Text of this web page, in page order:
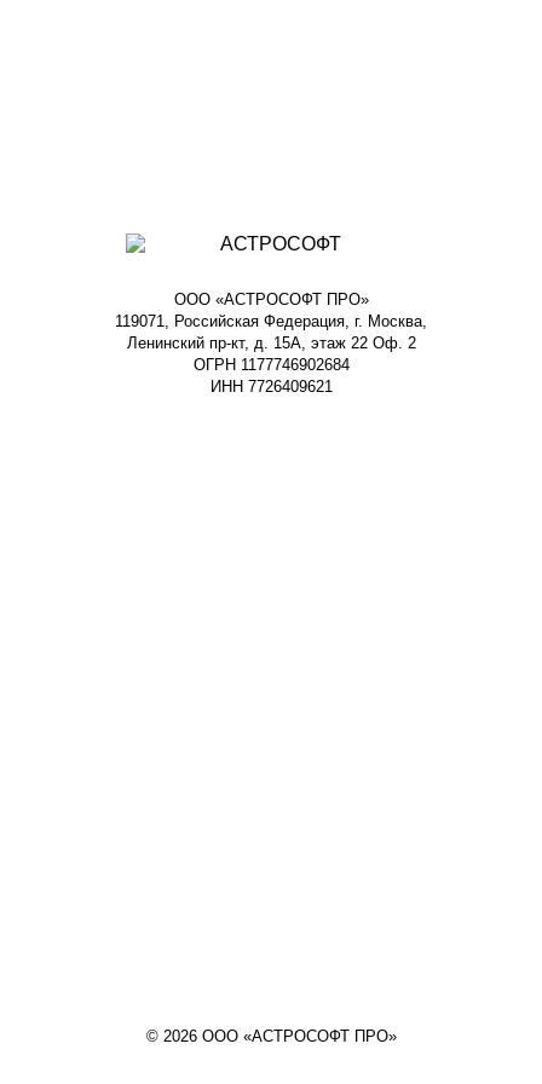
ООО «АСТРОСОФТ ПРО»
119071, Российская Федерация, г. Москва,
Ленинский пр-кт, д. 15А, этаж 22 Оф. 2
ОГРН 1177746902684
ИНН 7726409621
© 2026 ООО «АСТРОСОФТ ПРО»